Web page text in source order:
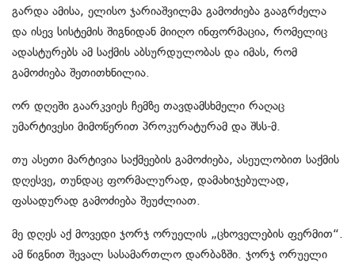
გარდა ამისა, ელისო ჯარიაშვილმა გამოძიება გააგრძელა
და ისევ სისტემის შიგნიდან მიიღო ინფორმაცია, რომელიც
ადასტურებს ამ საქმის აბსურდულობას და იმას, რომ
გამოძიება შეთითხნილია.
ორ დღეში გაარკვიეს ჩემზე თავდამსხმელი რაღაც
უმარტივესი მიმოწერით პროკურატურამ და შსს-მ.
თუ ასეთი მარტივია საქმეების გამოძიება, ასეულობით საქმის
დღესვე, თუნდაც ფორმალურად, დამახიჯებულად,
ფასადურად გამოძიება შეუძლიათ.
მე დღეს აქ მოვედი ჯორჯ ორუელის „ცხოველების ფერმით“.
ამ წიგნით შევალ სასამართლო დარბაზში. ჯორჯ ორუელი